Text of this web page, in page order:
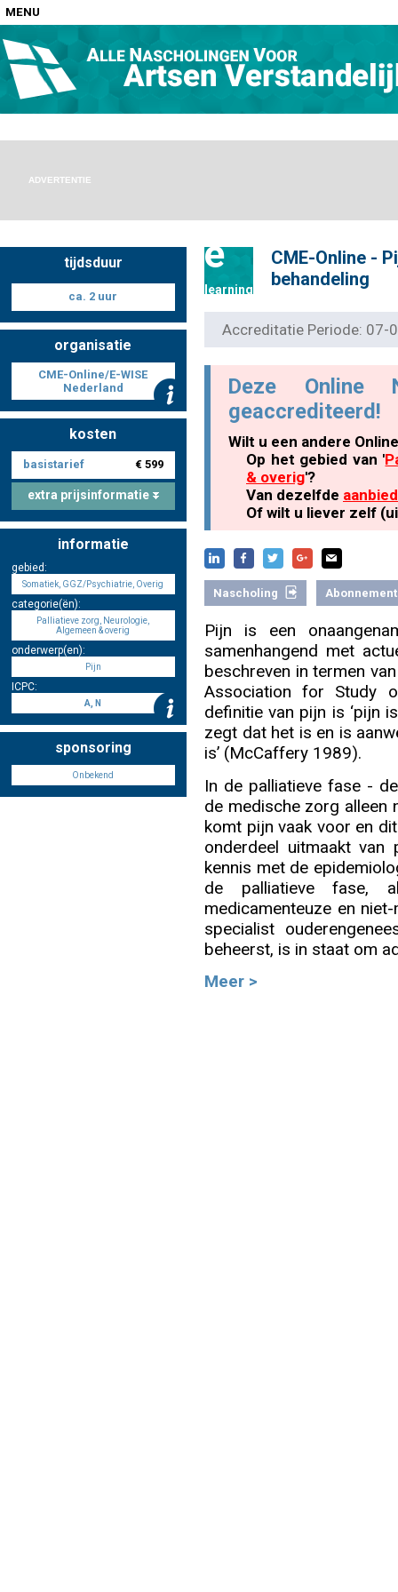
MENU
Home
Nascholingen op locatie (agenda)
Nascholingen online (elearning)
Nascholing aanmelden
Zoek op kaart
Registreren
Inloggen
ADVERTENTIE
tijdsduur
ca. 2 uur
organisatie
CME-Online/E-WISE
Nederland
kosten
basistarief € 599
extra prijsinformatie
informatie
gebied:
Somatiek, GGZ/Psychiatrie, Overig
categorie(ën):
Palliatieve zorg, Neurologie,
Algemeen & overig
onderwerp(en):
Pijn
ICPC:
A, N
sponsoring
Onbekend
e
learning
CME-Online -
behandeling
Accreditatie Periode:
Deze Online
geaccrediteerd!
Wilt u een andere
Op het gebied van '
& overig'?
Van dezelfde
Of wilt u liever zelf
Nascholing Abonnement
Pijn is een
samenhangend met
beschreven in termen
Association for Study
definitie van pijn is ‘pijn
zegt dat het is en is
is’ (McCaffery 1989).
In de palliatieve fase -
de medische zorg alleen
komt pijn vaak voor en
onderdeel uitmaakt
kennis met de
de palliatieve fase,
medicamenteuze en
specialist
beheerst, is in staat om
Meer >